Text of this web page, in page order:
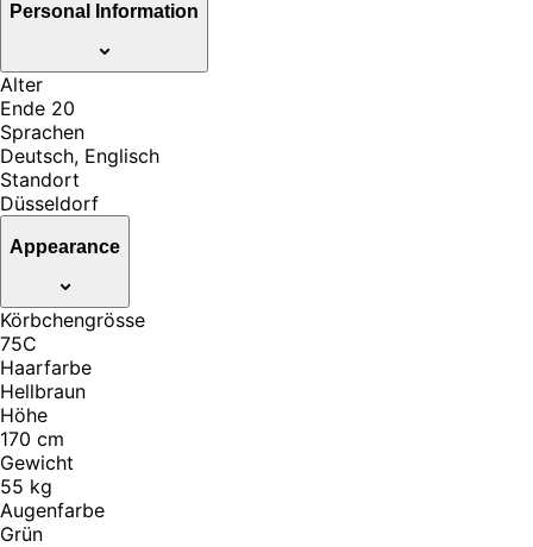
Personal Information
Alter
Ende 20
Sprachen
Deutsch, Englisch
Standort
Düsseldorf
Appearance
Körbchengrösse
75C
Haarfarbe
Hellbraun
Höhe
170 cm
Gewicht
55 kg
Augenfarbe
Grün